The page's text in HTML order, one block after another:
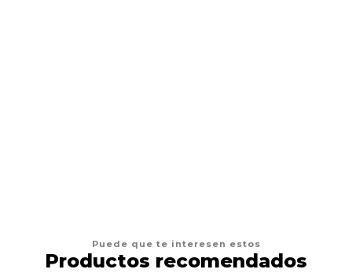
Puede que te interesen estos
Productos recomendados